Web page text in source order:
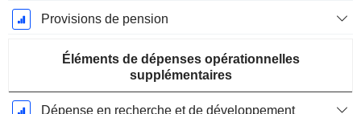
Provisions de pension
Éléments de dépenses opérationnelles
supplémentaires
Dépense en recherche et de développement